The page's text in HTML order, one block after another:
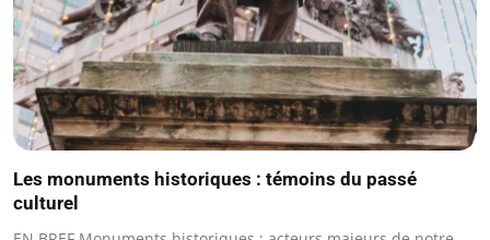
Les monuments historiques : témoins du passé
culturel